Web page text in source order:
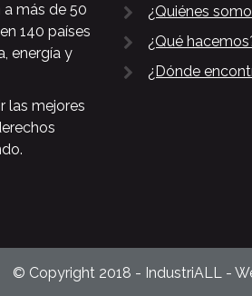
a más de 50
140 países
energía y
las mejores
¿Quiénes
¿Qué
¿Dónde
© Copyright 2018 - IndustriALL -